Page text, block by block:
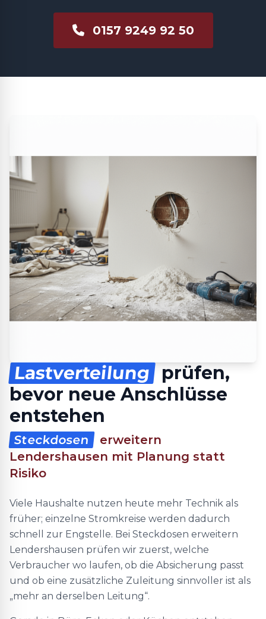
0157 9249 92 50
Lastverteilung
prüfen,
bevor neue Anschlüsse
entstehen
Steckdosen
erweitern
Lendershausen mit Planung statt
Risiko
Viele Haushalte nutzen heute mehr Technik als
früher; einzelne Stromkreise werden dadurch
schnell zur Engstelle. Bei Steckdosen erweitern
Lendershausen prüfen wir zuerst, welche
Verbraucher wo laufen, ob die Absicherung passt
und ob eine zusätzliche Zuleitung sinnvoller ist als
„mehr an derselben Leitung“.